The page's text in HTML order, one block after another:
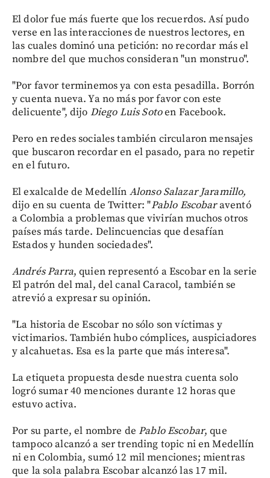
El dolor fue más fuerte que los recuerdos. Así pudo
verse en las interacciones de nuestros lectores, en
las cuales dominó una petición: no recordar más el
nombre del que muchos consideran "un monstruo".
"Por favor terminemos ya con esta pesadilla. Borrón
y cuenta nueva. Ya no más por favor con este
delicuente", dijo Diego Luis Sotoen Facebook.
Pero en redes sociales también circularon mensajes
que buscaron recordar en el pasado, para no repetir
en el futuro.
El exalcalde de Medellín Alonso Salazar Jaramillo,
dijo en su cuenta de Twitter: "Pablo Escobaraventó
a Colombia a problemas que vivirían muchos otros
países más tarde. Delincuencias que desafían
Estados y hunden sociedades".
Andrés Parra, quien representó a Escobar en la serie
El patrón del mal, del canal Caracol, también se
atrevió a expresar su opinión.
"La historia de Escobar no sólo son víctimas y
victimarios. También hubo cómplices, auspiciadores
y alcahuetas. Esa es la parte que más interesa".
La etiqueta propuesta desde nuestra cuenta solo
logró sumar 40 menciones durante 12 horas que
estuvo activa.
Por su parte, el nombre dePablo Escobar, que
tampoco alcanzó a ser trending topic ni en Medellín
ni en Colombia, sumó 12 mil menciones; mientras
que la sola palabra Escobar alcanzó las 17 mil.